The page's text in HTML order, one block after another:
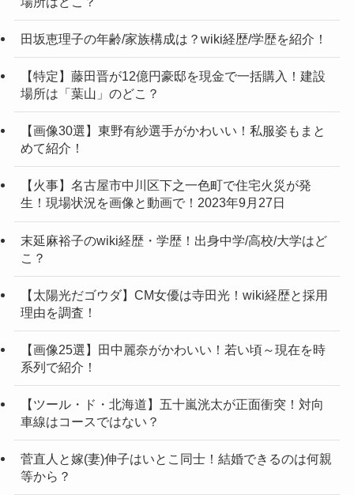
田坂恵理子の年齢/家族構成は？wiki経歴/学歴を紹介！
【特定】藤田晋が12億円豪邸を現金で一括購入！建設
場所は「葉山」のどこ？
【画像30選】東野有紗選手がかわいい！私服姿もまと
めて紹介！
【火事】名古屋市中川区下之一色町で住宅火災が発
生！現場状況を画像と動画で！2023年9月27日
末延麻裕子のwiki経歴・学歴！出身中学/高校/大学はど
こ？
【太陽光だゴウダ】CM女優は寺田光！wiki経歴と採用
理由を調査！
【画像25選】田中麗奈がかわいい！若い頃～現在を時
系列で紹介！
【ツール・ド・北海道】五十嵐洸太が正面衝突！対向
車線はコースではない？
菅直人と嫁(妻)伸子はいとこ同士！結婚できるのは何親
等から？